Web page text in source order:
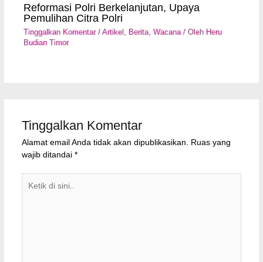
Reformasi Polri Berkelanjutan, Upaya
Pemulihan Citra Polri
Tinggalkan Komentar /Artikel Berita ,Wacana / Oleh Heru
Budian Timor
Tinggalkan Komentar
Alamat email Anda tidak akan dipublikasikan. Ruas yang
wajib ditandai *